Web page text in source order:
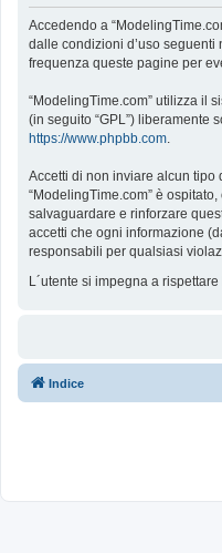
Accedendo a
dalle condizioni d’uso seguenti
frequenza queste pagine per
“ModelingTime.com” utilizza il
(in seguito “GPL”) liberamente
https://www.phpbb.com
Accetti di non inviare alcun tipo
“ModelingTime.com” è
salvaguardare e rinforzare
accetti che ogni informazione
responsabili per qualsiasi
L´utente si impegna a
Indice